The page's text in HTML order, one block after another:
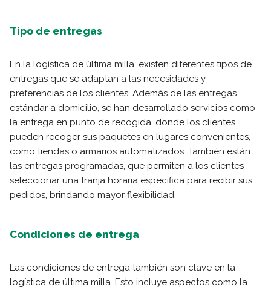
Tipo de entregas
En la logística de última milla, existen diferentes tipos de
entregas que se adaptan a las necesidades y
preferencias de los clientes. Además de las entregas
estándar a domicilio, se han desarrollado servicios como
la entrega en punto de recogida, donde los clientes
pueden recoger sus paquetes en lugares convenientes,
como tiendas o armarios automatizados. También están
las entregas programadas, que permiten a los clientes
seleccionar una franja horaria específica para recibir sus
pedidos, brindando mayor flexibilidad.
Condiciones de entrega
Las condiciones de entrega también son clave en la
logística de última milla. Esto incluye aspectos como la